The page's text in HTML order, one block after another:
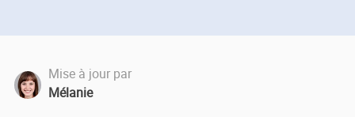
Mise à jour par
Mélanie